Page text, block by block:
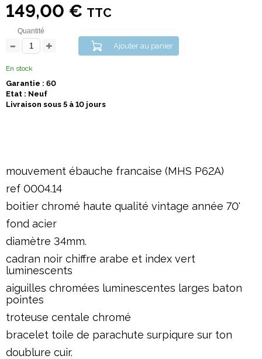
149,00 € TTC
Quantité
Ajouter au panier
En stock
Garantie : 60
Etat : Neuf
Livraison sous 5 à 10 jours
mouvement ébauche francaise (MHS P62A)
ref 0004.14
boitier chromé haute qualité vintage année 70'
fond acier
diamètre 34mm.
cadran noir chiffre arabe et index vert
luminescents
aiguilles chromées luminescentes larges baton
pointes
troteuse centale chromé
bracelet toile de parachute surpiqure sur ton
doublure cuir.